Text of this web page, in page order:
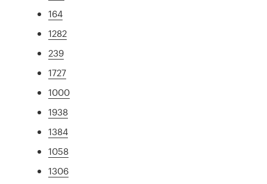
164
1282
239
1727
1000
1938
1384
1058
1306